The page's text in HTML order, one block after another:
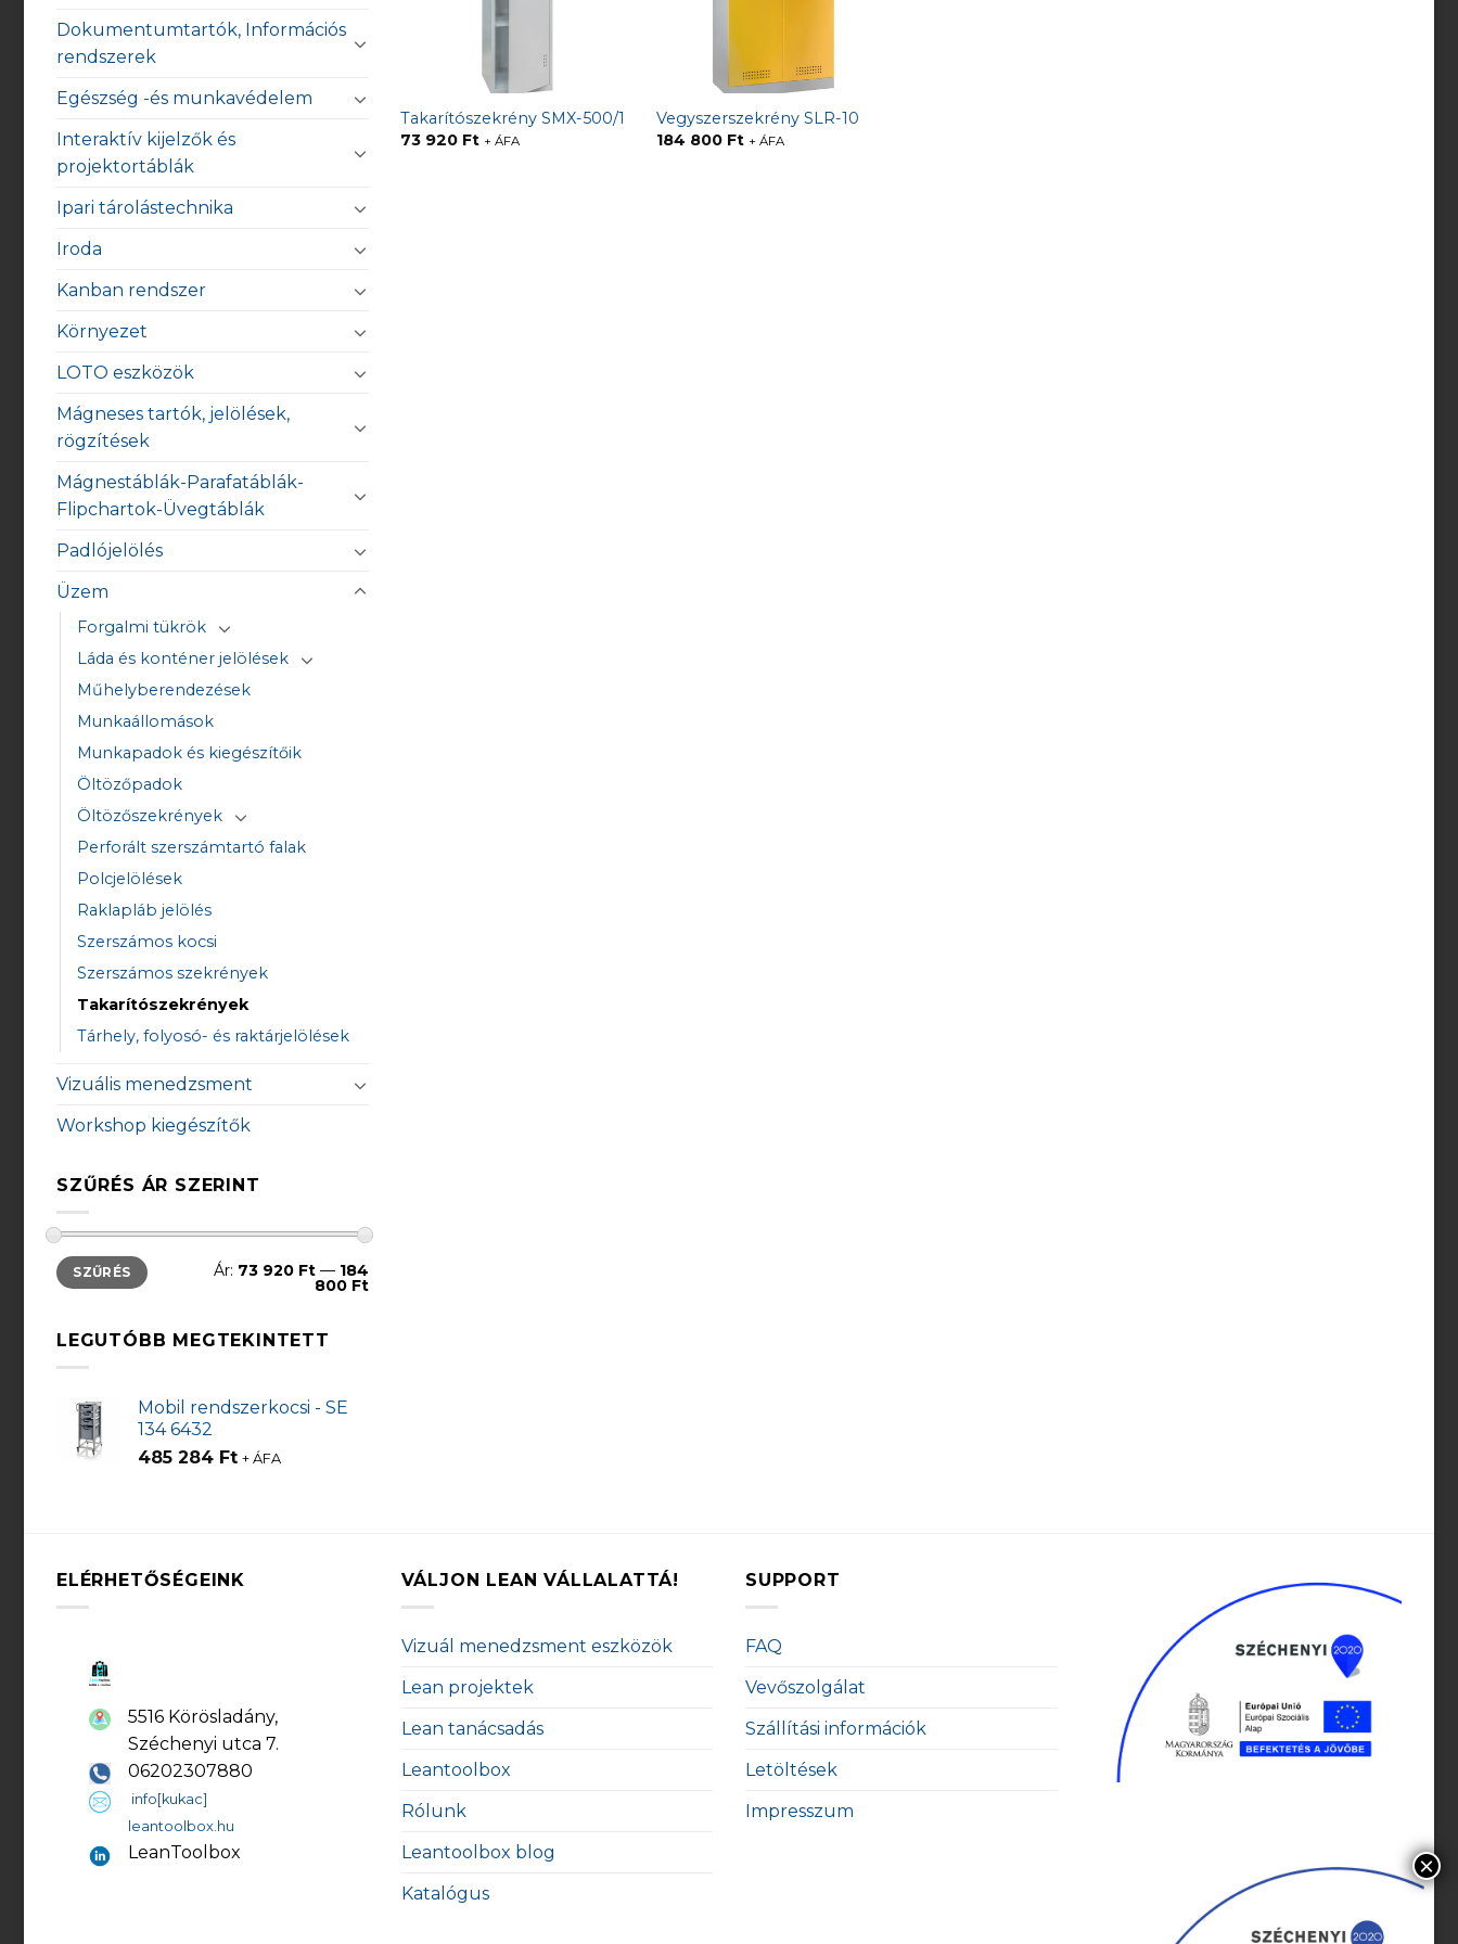
Dokumentumtartók, Információs
rendszerek
Egészség -és munkavédelem
Interaktív kijelzők és
projektortáblák
Ipari tárolástechnika
Iroda
Kanban rendszer
Környezet
LOTO eszközök
Mágneses tartók, jelölések,
rögzítések
Mágnestáblák-Parafatáblák-
Flipchartok-Üvegtáblák
Padlójelölés
Üzem
Forgalmi tükrök
Láda és konténer jelölések
Műhelyberendezések
Munkaállomások
Munkapadok és kiegészítőik
Öltözőpadok
Öltözőszekrények
Perforált szerszámtartó falak
Polcjelölések
Raklapláb jelölés
Szerszámos kocsi
Szerszámos szekrények
Takarítószekrények
Tárhely, folyosó- és raktárjelölések
Vizuális menedzsment
Workshop kiegészítők
SZŰRÉS ÁR SZERINT
Min
ár
Max
ár
SZŰRÉS Ár: 73 920 Ft— 184
800 Ft
LEGUTÓBB MEGTEKINTETT
Mobil rendszerkocsi - SE
134 6432
485 284 Ft + ÁFA
Takarítószekrény SMX-500/1
73 920 Ft + ÁFA
Vegyszerszekrény SLR-10
184 800 Ft + ÁFA
ELÉRHETŐSÉGEINK
5516 Körösladány,
Széchenyi utca 7.
06202307880
info[kukac]
leantoolbox.hu
LeanToolbox
VÁLJON LEAN VÁLLALATTÁ!
Vizuál menedzsment eszközök
Lean projektek
Lean tanácsadás
Leantoolbox
Rólunk
Leantoolbox blog
Katalógus
SUPPORT
FAQ
Vevőszolgálat
Szállítási információk
Letöltések
Impresszum